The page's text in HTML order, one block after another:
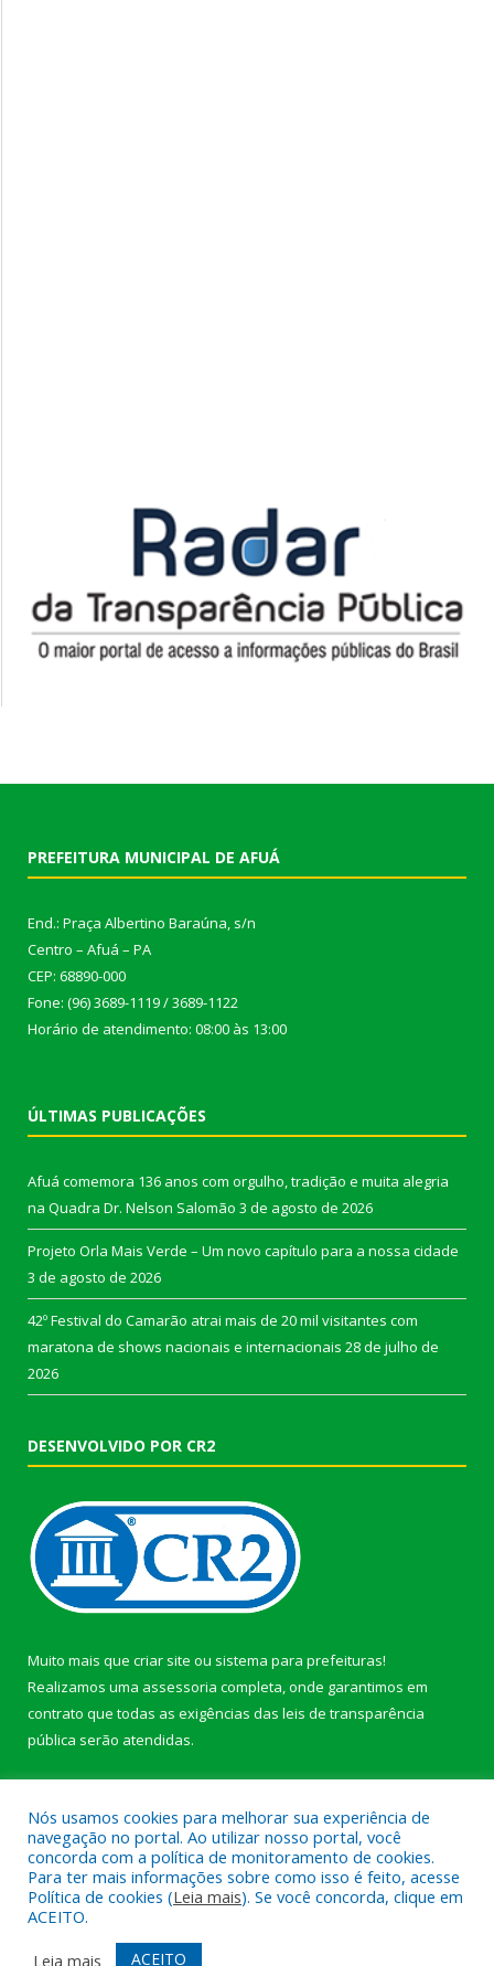
PREFEITURA MUNICIPAL DE AFUÁ
End.: Praça Albertino Baraúna, s/n
Centro – Afuá – PA
CEP: 68890-000
Fone: (96) 3689-1119 / 3689-1122
Horário de atendimento: 08:00 às 13:00
ÚLTIMAS PUBLICAÇÕES
Afuá comemora 136 anos com orgulho, tradição e muita alegria
na Quadra Dr. Nelson Salomão 3 de agosto de 2026
Projeto Orla Mais Verde – Um novo capítulo para a nossa cidade
3 de agosto de 2026
42º Festival do Camarão atrai mais de 20 mil visitantes com
maratona de shows nacionais e internacionais 28 de julho de
2026
DESENVOLVIDO POR CR2
Muito mais que criar site ou sistema para prefeituras!
Realizamos uma assessoria completa, onde garantimos em
contrato que todas as exigências das leis de transparência
pública serão atendidas.
Todos os direitos reservados a Prefeitura Municipal de Afuá.
Mapa do Site Acessar Área Administrativa
Nós usamos cookies para melhorar sua experiência de
navegação no portal. Ao utilizar nosso portal, você
concorda com a política de monitoramento de cookies.
Para ter mais informações sobre como isso é feito, acesse
Política de cookies (Leia mais). Se você concorda, clique em
ACEITO.
Leia mais
ACEITO